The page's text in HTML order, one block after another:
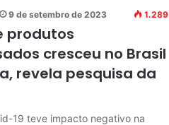
9 de setembro de 2023 1.289
produtos
cresceu no Brasil
revela pesquisa da
19 teve impacto negativo na